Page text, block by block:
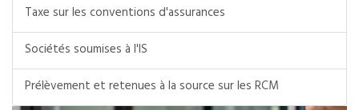
Taxe sur les conventions d'assurances
Sociétés soumises à l'IS
Prélèvement et retenues à la source sur les RCM